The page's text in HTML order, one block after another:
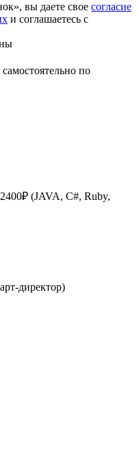
вы даете свое согласие
и соглашаетесь с
по
(JAVA, C#, Ruby,
директор)